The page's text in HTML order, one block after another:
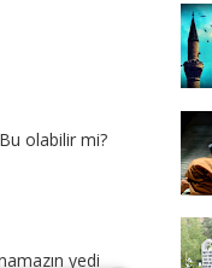
olabilir mi?
yedi